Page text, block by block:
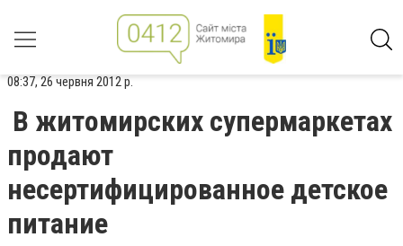
08:37, 26 червня 2012 р.
В житомирских супермаркетах
продают
несертифицированное детское
питание